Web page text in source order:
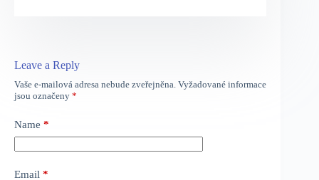
Leave a Reply
Vaše e-mailová adresa nebude zveřejněna. Vyžadované informace
jsou označeny *
Name *
Email *